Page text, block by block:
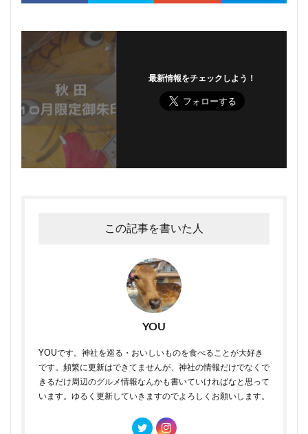
最新情報をチェックしよう！
この記事を書いた人
YOU
YOUです。神社を巡る・おいしいものを食べることが大好き
です。頻繁に更新はできてませんが、神社の情報だけでなくで
きるだけ周辺のグルメ情報なんかも書いていければなと思って
います。ゆるく更新していきますのでよろしくお願いします。